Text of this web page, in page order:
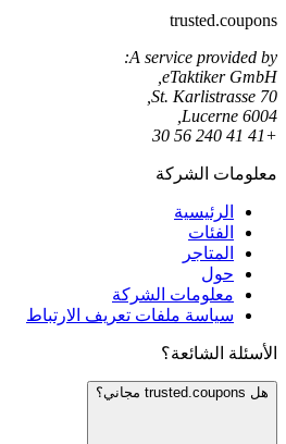
trusted.coupons
A service provided by:
eTaktiker GmbH,
St. Karlistrasse 70,
6004 Lucerne,
+41 41 240 56 30
معلومات الشركة
الرئيسية
الفئات
المتاجر
حول
معلومات الشركة
سياسة ملفات تعريف الارتباط
الأسئلة الشائعة؟
هل trusted.coupons مجاني؟